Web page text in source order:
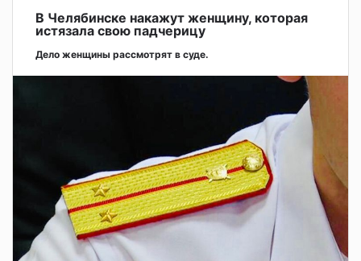
В Челябинске накажут женщину, которая
истязала свою падчерицу
Дело женщины рассмотрят в суде.